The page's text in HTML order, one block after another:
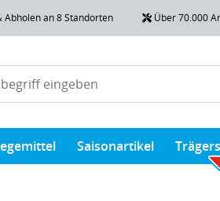
Abholen an 8 Standorten Über 70.000
Saisonartikel